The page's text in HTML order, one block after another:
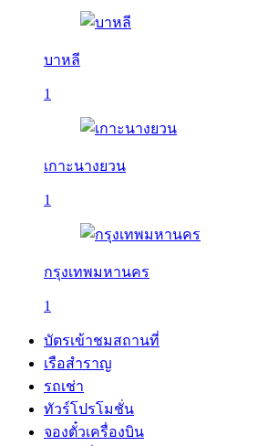
บาหลี
1
เกาะนางยวน
1
กรุงเทพมหานคร
1
บัตรเข้าชมสถานที่
เรือสำราญ
รถเช่า
ทัวร์โปรโมชั่น
จองตั๋วเครื่องบิน